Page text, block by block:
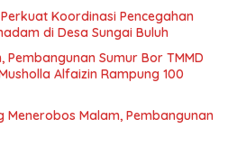
Koordinasi Pencegahan
di Desa Sungai Buluh
Sumur Bor TMMD
Alfaizin Rampung 100
Malam, Pembangunan